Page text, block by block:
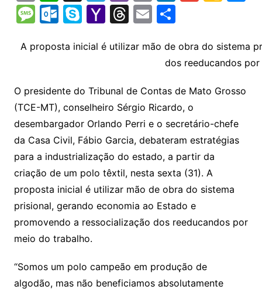
o
p
y
n
k
h
at
s
p
p
el
e
gr
m
b
er
in
t
n
k
e
dI
n
l
gl
e
Cl
s
sr
m
s
e
n
M
s
a
g
e
O
lo
k.
c
o
m
S
y
e
Y
h
o
M
ai
l
T
e
d
s
E
ai
S
ar
e
A proposta inicial é utilizar mão de obra do sistema
dos reeducandos
O presidente do Tribunal de Contas de Mato Grosso
(TCE-MT), conselheiro Sérgio Ricardo, o
desembargador Orlando Perri e o secretário-chefe
da Casa Civil, Fábio Garcia, debateram estratégias
para a industrialização do estado, a partir da
criação de um polo têxtil, nesta sexta (31). A
proposta inicial é utilizar mão de obra do sistema
prisional, gerando economia ao Estado e
promovendo a ressocialização dos reeducandos por
meio do trabalho.
“Somos um polo campeão em produção de
algodão, mas não beneficiamos absolutamente